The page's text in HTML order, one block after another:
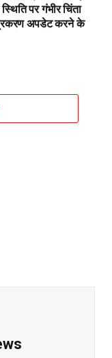
पर गंभीर चिंता
प्रकरण अपडेट करने के